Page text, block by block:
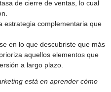
de cierre de ventas, lo cual
estrategia complementaria que
en lo que descubriste que más
aquellos elementos que
a largo plazo.
está en aprender cómo